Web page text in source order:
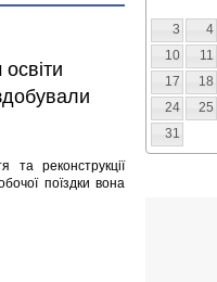
та реконструкції
поїздки вона
3
4
10
11
17
18
24
25
31